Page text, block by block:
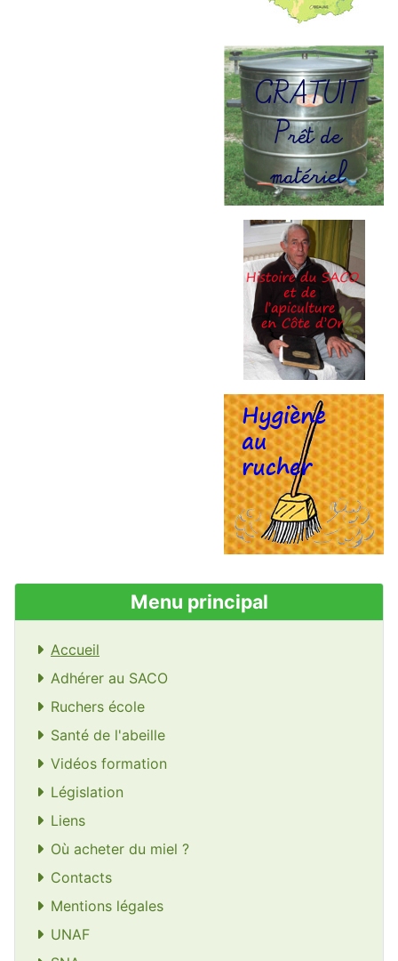
Menu principal
Accueil
Adhérer au SACO
Ruchers école
Santé de l'abeille
Vidéos formation
Législation
Liens
Où acheter du miel ?
Contacts
Mentions légales
UNAF